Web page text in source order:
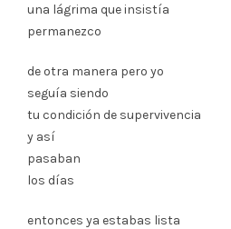
una lágrima que insistía
permanezco
de otra manera pero yo
seguía siendo
tu condición de supervivencia
y así
pasaban
los días
entonces ya estabas lista